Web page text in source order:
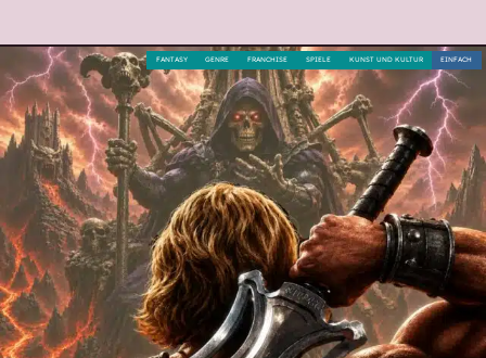
EINFACH
KUNST UND KULTUR
SPIELE
FRANCHISE
GENRE
FANTASY